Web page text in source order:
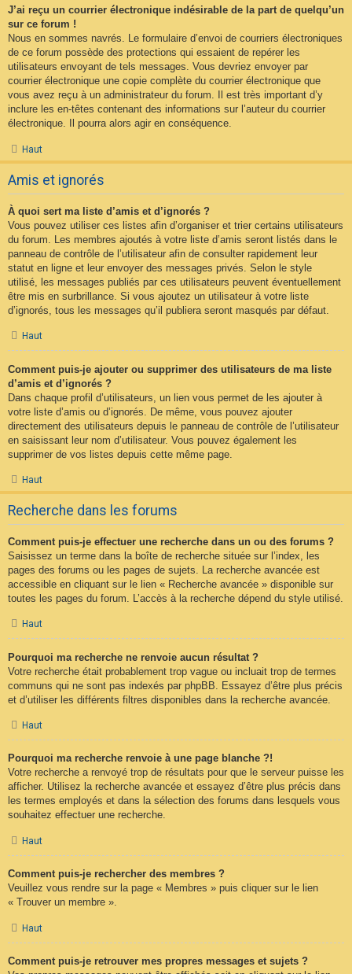
J’ai reçu un courrier électronique indésirable de la part de quelqu’un
sur ce forum !
Nous en sommes navrés. Le formulaire d’envoi de courriers électroniques
de ce forum possède des protections qui essaient de repérer les
utilisateurs envoyant de tels messages. Vous devriez envoyer par
courrier électronique une copie complète du courrier électronique que
vous avez reçu à un administrateur du forum. Il est très important d’y
inclure les en-têtes contenant des informations sur l’auteur du courrier
électronique. Il pourra alors agir en conséquence.
Haut
Amis et ignorés
À quoi sert ma liste d’amis et d’ignorés ?
Vous pouvez utiliser ces listes afin d’organiser et trier certains utilisateurs
du forum. Les membres ajoutés à votre liste d’amis seront listés dans le
panneau de contrôle de l’utilisateur afin de consulter rapidement leur
statut en ligne et leur envoyer des messages privés. Selon le style
utilisé, les messages publiés par ces utilisateurs peuvent éventuellement
être mis en surbrillance. Si vous ajoutez un utilisateur à votre liste
d’ignorés, tous les messages qu’il publiera seront masqués par défaut.
Haut
Comment puis-je ajouter ou supprimer des utilisateurs de ma liste
d’amis et d’ignorés ?
Dans chaque profil d’utilisateurs, un lien vous permet de les ajouter à
votre liste d’amis ou d’ignorés. De même, vous pouvez ajouter
directement des utilisateurs depuis le panneau de contrôle de l’utilisateur
en saisissant leur nom d’utilisateur. Vous pouvez également les
supprimer de vos listes depuis cette même page.
Haut
Recherche dans les forums
Comment puis-je effectuer une recherche dans un ou des forums ?
Saisissez un terme dans la boîte de recherche située sur l’index, les
pages des forums ou les pages de sujets. La recherche avancée est
accessible en cliquant sur le lien « Recherche avancée » disponible sur
toutes les pages du forum. L’accès à la recherche dépend du style utilisé.
Haut
Pourquoi ma recherche ne renvoie aucun résultat ?
Votre recherche était probablement trop vague ou incluait trop de termes
communs qui ne sont pas indexés par phpBB. Essayez d’être plus précis
et d’utiliser les différents filtres disponibles dans la recherche avancée.
Haut
Pourquoi ma recherche renvoie à une page blanche ?!
Votre recherche a renvoyé trop de résultats pour que le serveur puisse les
afficher. Utilisez la recherche avancée et essayez d’être plus précis dans
les termes employés et dans la sélection des forums dans lesquels vous
souhaitez effectuer une recherche.
Haut
Comment puis-je rechercher des membres ?
Veuillez vous rendre sur la page « Membres » puis cliquer sur le lien
« Trouver un membre ».
Haut
Comment puis-je retrouver mes propres messages et sujets ?